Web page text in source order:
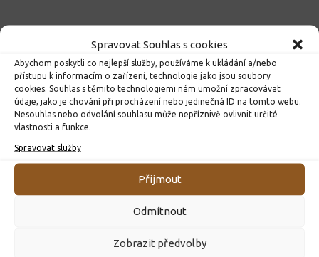
Spravovat Souhlas s cookies
Abychom poskytli co nejlepší služby, používáme k ukládání a/nebo
přístupu k informacím o zařízení, technologie jako jsou soubory
cookies. Souhlas s těmito technologiemi nám umožní zpracovávat
údaje, jako je chování při procházení nebo jedinečná ID na tomto webu.
Nesouhlas nebo odvolání souhlasu může nepříznivě ovlivnit určité
vlastnosti a funkce.
Spravovat služby
Přijmout
Odmítnout
Zobrazit předvolby
10. 4. 2026